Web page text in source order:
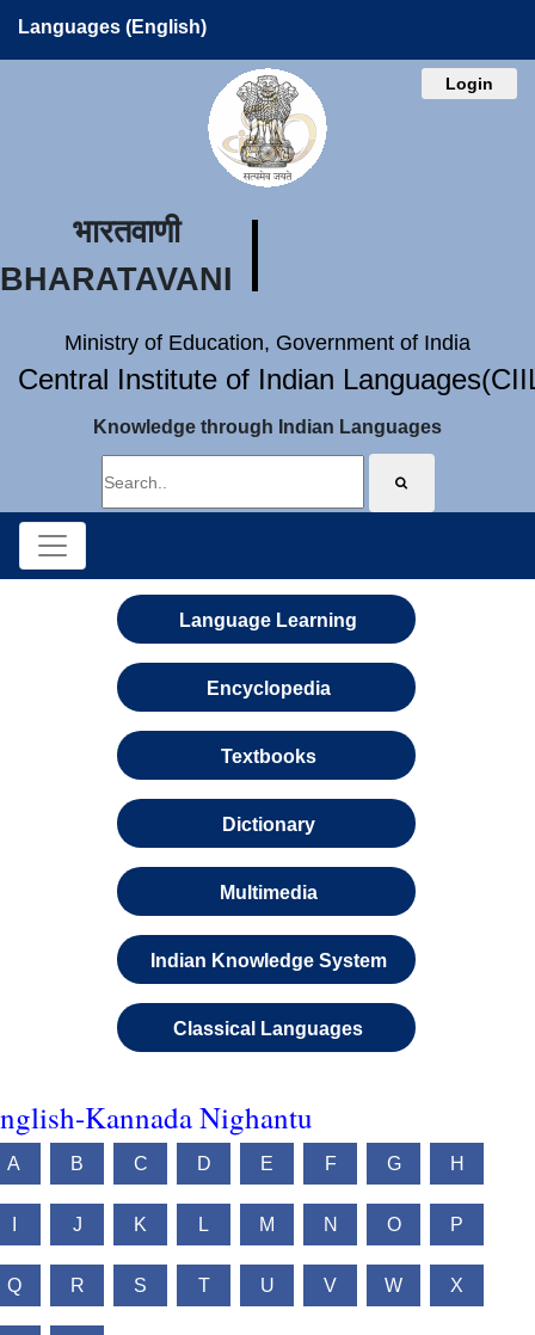
Languages (English)
Login
भारतवाणी
BHARATAVANI
Ministry of Education, Government of India
Central Institute of Indian
Knowledge through Indian Languages
Language Learning
Encyclopedia
Textbooks
Dictionary
Multimedia
Indian Knowledge System
Classical Languages
Kannada Nighantu
A B C D E F G H
J K L M N O P
Q R S T U V W X